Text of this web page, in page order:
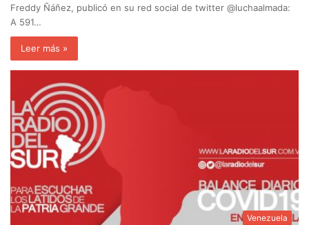
Freddy Ñáñez, publicó en su red social de twitter @luchaalmada:
A 591…
Leer más »
Venezuela